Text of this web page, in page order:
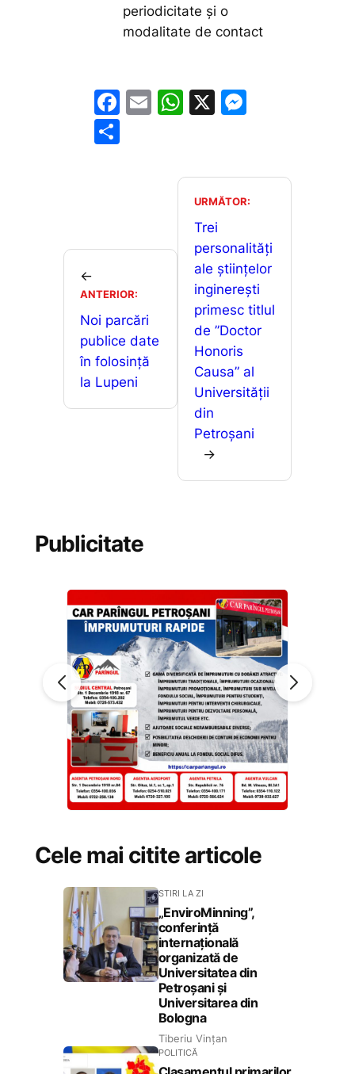
periodicitate şi o
modalitate de contact
F
o
E
W
s
A
p
p
X
s
e
g
er
z
ă
←
ANTERIOR:
Noi parcări
publice date
în folosință
la Lupeni
URMĂTOR:
Trei
personalități
ale științelor
inginerești
primesc titlul
de ”Doctor
Honoris
Causa” al
Universității
din
Petroșani
→
Publicitate
Cele mai citite articole
STIRI LA ZI
„EnviroMinning”,
conferință
internațională
organizată de
Universitatea din
Petroșani și
Universitarea din
Bologna
Tiberiu Vințan
POLITICĂ